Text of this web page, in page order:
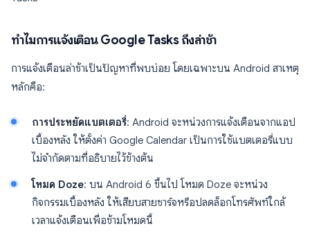
ทำไมการแจ้งเตือน Google Tasks ถึงล่าช้า
การแจ้งเตือนล่าช้าเป็นปัญหาที่พบบ่อย โดยเฉพาะบน Android สาเหตุ
หลักคือ:
การประหยัดแบตเตอรี่: Android จะหน่วงการแจ้งเตือนจากแอป
เบื้องหลัง ให้ตั้งค่า Google Calendar เป็นการใช้แบตเตอรี่แบบ
ไม่จำกัดตามที่อธิบายไว้ข้างต้น
โหมด Doze: บน Android 6 ขึ้นไป โหมด Doze จะหน่วง
กิจกรรมเบื้องหลัง ให้เสียบสายชาร์จหรือปลดล็อกโทรศัพท์ใกล้
เวลาแจ้งเตือนเพื่อข้ามโหมดนี้